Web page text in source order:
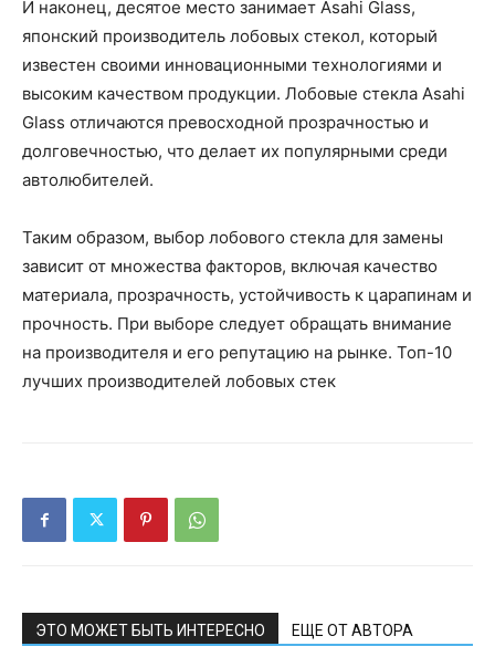
И наконец, десятое место занимает Asahi Glass,
японский производитель лобовых стекол, который
известен своими инновационными технологиями и
высоким качеством продукции. Лобовые стекла Asahi
Glass отличаются превосходной прозрачностью и
долговечностью, что делает их популярными среди
автолюбителей.
Таким образом, выбор лобового стекла для замены
зависит от множества факторов, включая качество
материала, прозрачность, устойчивость к царапинам и
прочность. При выборе следует обращать внимание
на производителя и его репутацию на рынке. Топ-10
лучших производителей лобовых стек
ЭТО МОЖЕТ БЫТЬ ИНТЕРЕСНО ЕЩЕ ОТ АВТОРА